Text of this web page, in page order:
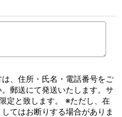
、住所・氏名・電話番号をご
郵送にて発送いたします。サ
定と致します。 ※ただし、在
てはお断りする場合がありま